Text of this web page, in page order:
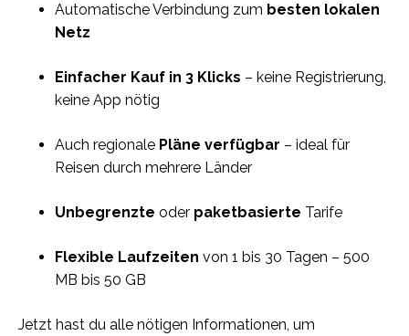
Automatische Verbindung zum besten lokalen
Netz
Einfacher Kauf in 3 Klicks – keine Registrierung,
keine App nötig
Auch regionale Pläne verfügbar – ideal für
Reisen durch mehrere Länder
Unbegrenzte oder paketbasierte Tarife
Flexible Laufzeiten von 1 bis 30 Tagen – 500
MB bis 50 GB
Jetzt hast du alle nötigen Informationen, um